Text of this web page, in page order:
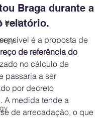
Health
Braga durante a
relatório.
é a proposta de
de referência do
no cálculo de
passaria a ser
por decreto
A medida tende a
de arrecadação, o que